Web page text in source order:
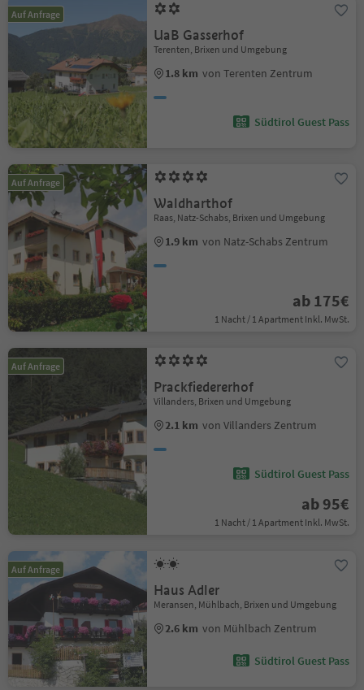
Auf Anfrage
UaB Gasserhof
Terenten, Brixen und Umgebung
1.8 km von Terenten Zentrum
Südtirol Guest Pass
Auf Anfrage
Waldharthof
Raas, Natz-Schabs, Brixen und Umgebung
1.9 km von Natz-Schabs Zentrum
ab 175€
1 Nacht / 1 Apartment Inkl. MwSt.
Auf Anfrage
Prackfiedererhof
Villanders, Brixen und Umgebung
2.1 km von Villanders Zentrum
Südtirol Guest Pass
ab 95€
1 Nacht / 1 Apartment Inkl. MwSt.
Auf Anfrage
Haus Adler
Meransen, Mühlbach, Brixen und Umgebung
2.6 km von Mühlbach Zentrum
Südtirol Guest Pass